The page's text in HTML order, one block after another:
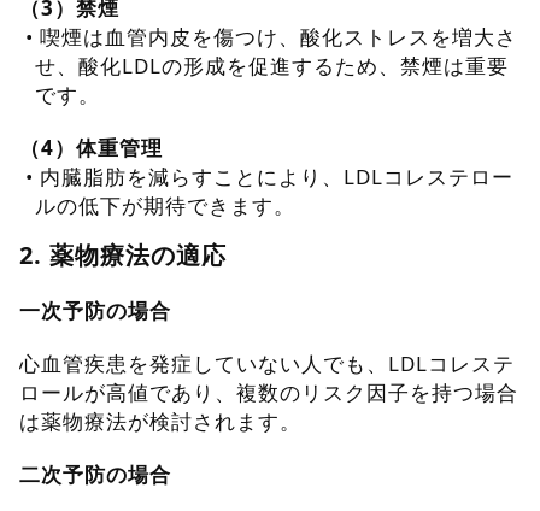
（3）禁煙
• 喫煙は血管内皮を傷つけ、酸化ストレスを増大さ
せ、酸化LDLの形成を促進するため、禁煙は重要
です。
（4）体重管理
• 内臓脂肪を減らすことにより、LDLコレステロー
ルの低下が期待できます。
2. 薬物療法の適応
一次予防の場合
心血管疾患を発症していない人でも、LDLコレステ
ロールが高値であり、複数のリスク因子を持つ場合
は薬物療法が検討されます。
二次予防の場合